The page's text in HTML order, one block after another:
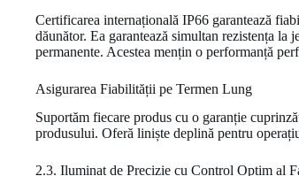
Certificarea internațională IP66 garantează
dăunător. Ea garantează simultan rezistența
permanente. Acestea mențin o performanță
Asigurarea Fiabilității pe Termen Lung
Suportăm fiecare produs cu o garanție
produsului. Oferă liniște deplină pentru
2.3. Iluminat de Precizie cu Control Optim al